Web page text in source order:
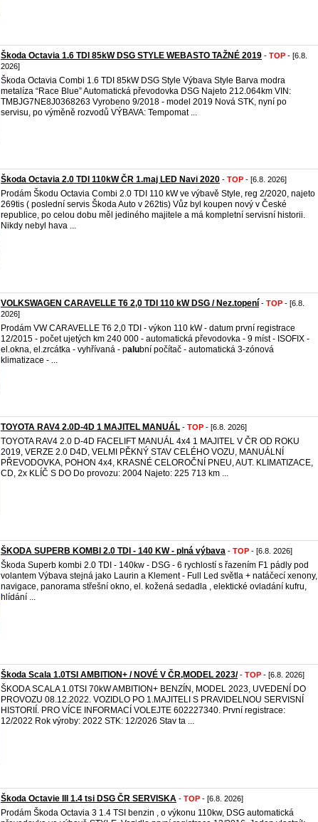
Škoda Octavia 1.6 TDI 85kW DSG STYLE WEBASTO TAŽNÉ 2019 - TOP - [6.8.
2026]
Škoda Octavia Combi 1.6 TDI 85kW DSG Style Výbava Style Barva modra
metalíza “Race Blue” Automatická převodovka DSG Najeto 212.064km VIN:
TMBJG7NE8J0368263 Vyrobeno 9/2018 - model 2019 Nová STK, nyní po
servisu, po výměně rozvodů VÝBAVA: Tempomat ...
Škoda Octavia 2.0 TDI 110kW ČR 1.maj LED Navi 2020 - TOP - [6.8. 2026]
Prodám Škodu Octavia Combi 2.0 TDI 110 kW ve výbavě Style, reg 2/2020, najeto
269tis ( poslední servis Škoda Auto v 262tis) Vůz byl koupen nový v České
republice, po celou dobu měl jediného majitele a má kompletní servisní historii.
Nikdy nebyl hava ...
VOLKSWAGEN CARAVELLE T6 2,0 TDI 110 kW DSG / Nez.topení - TOP - [6.8.
2026]
Prodám VW CARAVELLE T6 2,0 TDI - výkon 110 kW - datum první registrace
12/2015 - počet ujetých km 240 000 - automatická převodovka - 9 míst - ISOFIX -
el.okna, el.zrcátka - vyhřívaná - palubní počítač - automatická 3-zónová
klimatizace - ...
TOYOTA RAV4 2.0D-4D 1 MAJITEL MANUÁL - TOP - [6.8. 2026]
TOYOTA RAV4 2.0 D-4D FACELIFT MANUÁL 4x4 1 MAJITEL V ČR OD ROKU
2019, VERZE 2.0 D4D, VELMI PĚKNÝ STAV CELÉHO VOZU, MANUÁLNÍ
PŘEVODOVKA, POHON 4x4, KRASNÉ CELOROČNÍ PNEU, AUT. KLIMATIZACE,
CD, 2x KLÍČ S DO Do provozu: 2004 Najeto: 225 713 km ...
ŠKODA SUPERB KOMBI 2.0 TDI - 140 KW - plná výbava - TOP - [6.8. 2026]
Škoda Superb kombi 2.0 TDI - 140kw - DSG - 6 rychlostí s řazením F1 pádly pod
volantem Výbava stejná jako Laurin a Klement - Full Led světla + natáčecí xenony,
navigace, panorama střešní okno, el. kožená sedadla , elektické ovladání kufru,
hlídání ...
Škoda Scala 1.0TSI AMBITION+ / NOVÉ V ČR,MODEL 2023/- TOP - [6.8. 2026]
ŠKODA SCALA 1.0TSI 70kW AMBITION+ BENZÍN, MODEL 2023, UVEDENÍ DO
PROVOZU 08.12.2022. VOZIDLO PO 1.MAJITELI S PRAVIDELNOU SERVISNÍ
HISTORIÍ. PRO VÍCE INFORMACÍ VOLEJTE 602227340. První registrace:
12/2022 Rok výroby: 2022 STK: 12/2026 Stav ta ...
Škoda Octavie III 1.4 tsi DSG ČR SERVISKA - TOP - [6.8. 2026]
Prodám Škoda Octavia 3 1.4 TSI benzin , o výkonu 110kw, DSG automatická